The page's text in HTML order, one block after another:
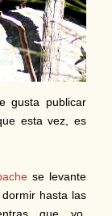
gusta publicar
esta vez, es
se levante
hasta las